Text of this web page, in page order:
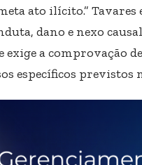
ato ilícito.”
dano e nexo
exige a comprovação
específicos previstos